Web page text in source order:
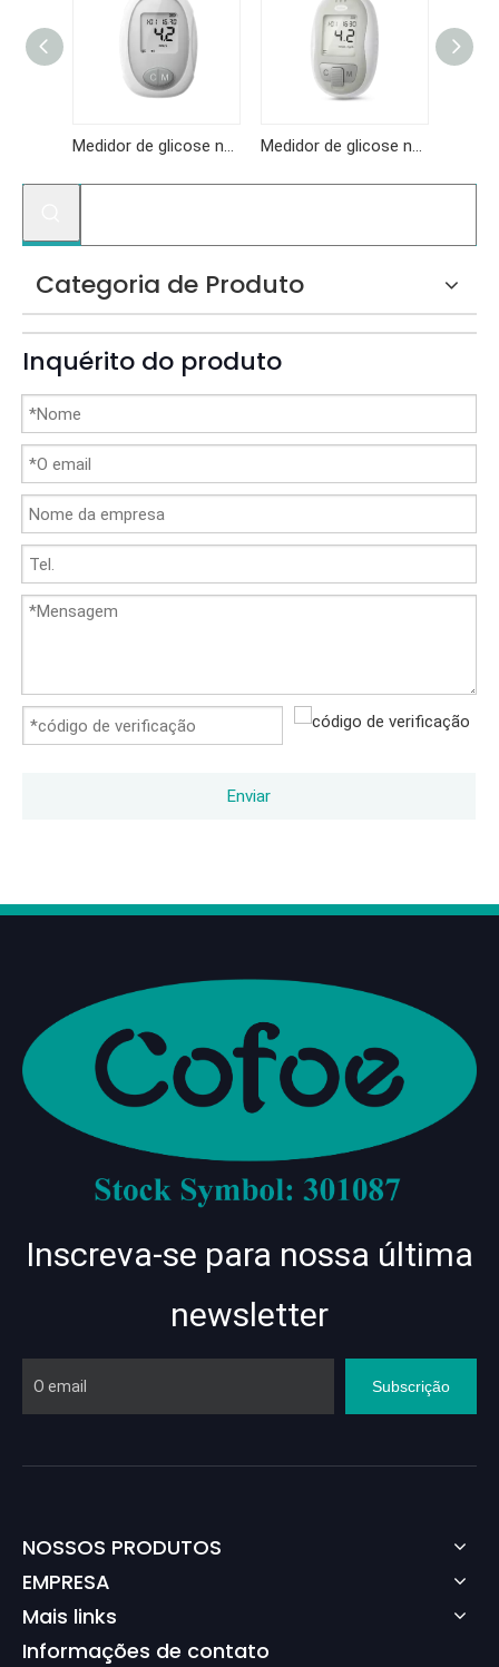
Medidor de glicose no sangue KF-B10 Medidor de glicose no sangue KF-B06
Categoria de Produto
Inquérito do produto
Enviar
Inscreva-se para nossa última
newsletter
Subscrição
NOSSOS PRODUTOS
EMPRESA
Mais links
Informações de contato